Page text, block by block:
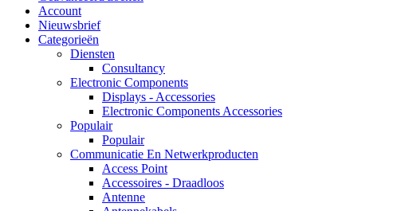
Account
Nieuwsbrief
Categorieën
Diensten
Consultancy
Electronic Components
Displays - Accessories
Electronic Components Accessories
Populair
Populair
Communicatie En Netwerkproducten
Access Point
Accessoires - Draadloos
Antenne